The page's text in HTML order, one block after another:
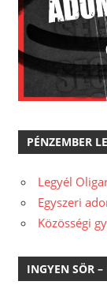
PÉNZEMBER
Legyél
Egyszeri
Közösségi
INGYEN SÖR